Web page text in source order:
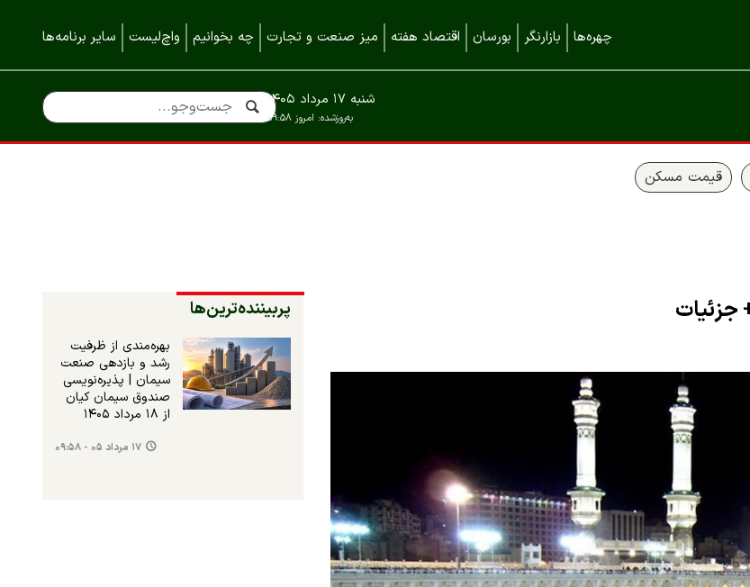
چهره‌ها بازارنگر بورسان اقتصاد هفته میز صنعت و تجارت چه بخوانیم واچ‌لیست سایر برنامه‌ها
به‌روزشده: امروز ۰۹:۵۸
شنبه ۱۷ مرداد ۱۴۰۵
قیمت مسکن
پربیننده‌ترین‌ها
بهره‌مندی از ظرفیت
رشد و بازدهی صنعت
سیمان | پذیره‌نویسی
صندوق سیمان کیان
از ۱۸ مرداد ۱۴۰۵
۱۷ مرداد ۰۵ - ۰۹:۵۸